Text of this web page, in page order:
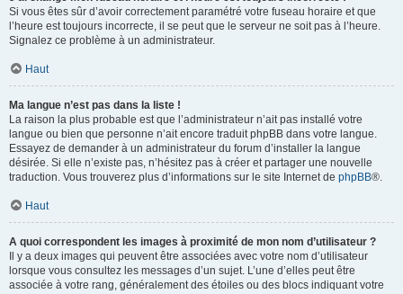
Si vous êtes sûr d’avoir correctement paramétré votre fuseau horaire et que
l’heure est toujours incorrecte, il se peut que le serveur ne soit pas à l’heure.
Signalez ce problème à un administrateur.
Haut
Ma langue n’est pas dans la liste !
La raison la plus probable est que l’administrateur n’ait pas installé votre
langue ou bien que personne n’ait encore traduit phpBB dans votre langue.
Essayez de demander à un administrateur du forum d’installer la langue
désirée. Si elle n’existe pas, n’hésitez pas à créer et partager une nouvelle
traduction. Vous trouverez plus d’informations sur le site Internet de phpBB®.
Haut
A quoi correspondent les images à proximité de mon nom d’utilisateur ?
Il y a deux images qui peuvent être associées avec votre nom d’utilisateur
lorsque vous consultez les messages d’un sujet. L’une d’elles peut être
associée à votre rang, généralement des étoiles ou des blocs indiquant votre